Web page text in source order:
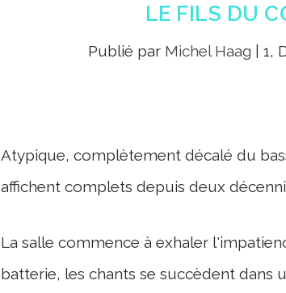
LE FILS DU
Publié par Michel Haag 1,
Atypique, complètement décalé du
affichent complets depuis deux
La salle commence à exhaler
batterie, les chants se succèdent dans